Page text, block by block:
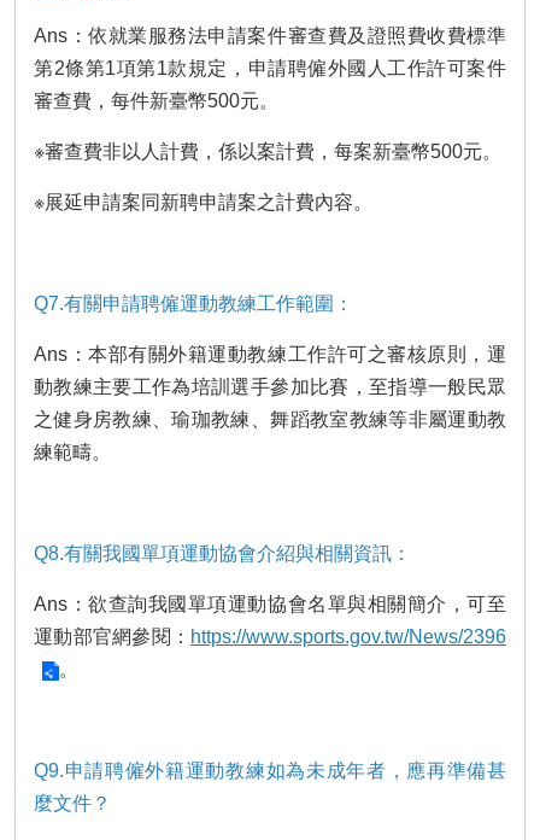
Ans：依就業服務法申請案件審查費及證照費收費標準
第2條第1項第1款規定，申請聘僱外國人工作許可案件
審查費，每件新臺幣500元。
※審查費非以人計費，係以案計費，每案新臺幣500元。
※展延申請案同新聘申請案之計費內容。
Q7.有關申請聘僱運動教練工作範圍：
Ans：本部有關外籍運動教練工作許可之審核原則，運
動教練主要工作為培訓選手參加比賽，至指導一般民眾
之健身房教練、瑜珈教練、舞蹈教室教練等非屬運動教
練範疇。
Q8.有關我國單項運動協會介紹與相關資訊：
Ans：欲查詢我國單項運動協會名單與相關簡介，可至
運動部官網參閱： https://www.sports.gov.tw/News/2396
。
Q9.申請聘僱外籍運動教練如為未成年者，應再準備甚
麼文件？